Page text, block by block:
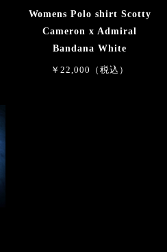
Womens Polo shirt Scotty
Cameron x Admiral
Bandana White
￥22,000（税込）